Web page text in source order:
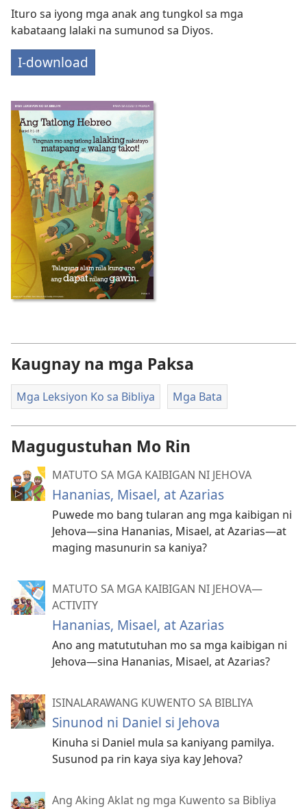
Ituro sa iyong mga anak ang tungkol sa mga
kabataang lalaki na sumunod sa Diyos.
I-download
Kaugnay na mga Paksa
Mga Leksiyon Ko sa Bibliya Mga Bata
Magugustuhan Mo Rin
MATUTO SA MGA KAIBIGAN NI JEHOVA
Hananias, Misael, at Azarias
Puwede mo bang tularan ang mga kaibigan ni
Jehova—sina Hananias, Misael, at Azarias—at
maging masunurin sa kaniya?
MATUTO SA MGA KAIBIGAN NI JEHOVA—
ACTIVITY
Hananias, Misael, at Azarias
Ano ang matututuhan mo sa mga kaibigan ni
Jehova—sina Hananias, Misael, at Azarias?
ISINALARAWANG KUWENTO SA BIBLIYA
Sinunod ni Daniel si Jehova
Kinuha si Daniel mula sa kaniyang pamilya.
Susunod pa rin kaya siya kay Jehova?
Ang Aking Aklat ng mga Kuwento sa Bibliya